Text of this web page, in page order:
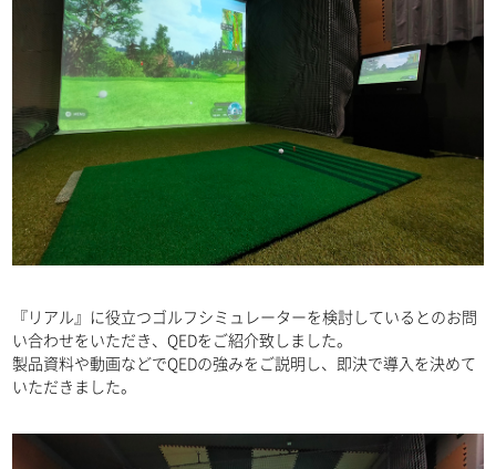
『リアル』に役立つゴルフシミュレーターを検討しているとのお問
い合わせをいただき、QEDをご紹介致しました。
製品資料や動画などでQEDの強みをご説明し、即決で導入を決めて
いただきました。